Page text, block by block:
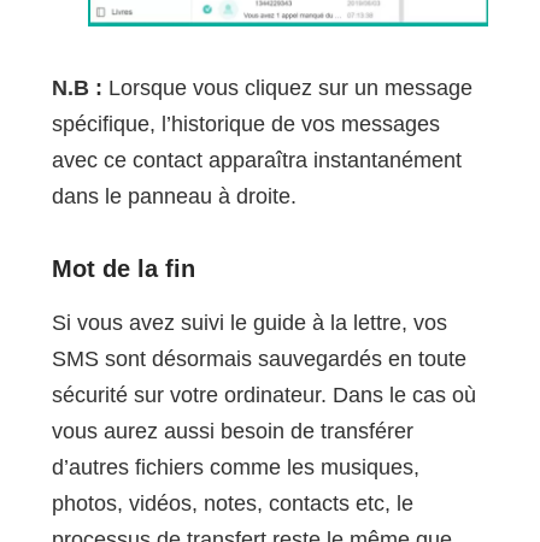
N.B : Lorsque vous cliquez sur un message
spécifique, l’historique de vos messages
avec ce contact apparaîtra instantanément
dans le panneau à droite.
Mot de la fin
Si vous avez suivi le guide à la lettre, vos
SMS sont désormais sauvegardés en toute
sécurité sur votre ordinateur. Dans le cas où
vous aurez aussi besoin de transférer
d’autres fichiers comme les musiques,
photos, vidéos, notes, contacts etc, le